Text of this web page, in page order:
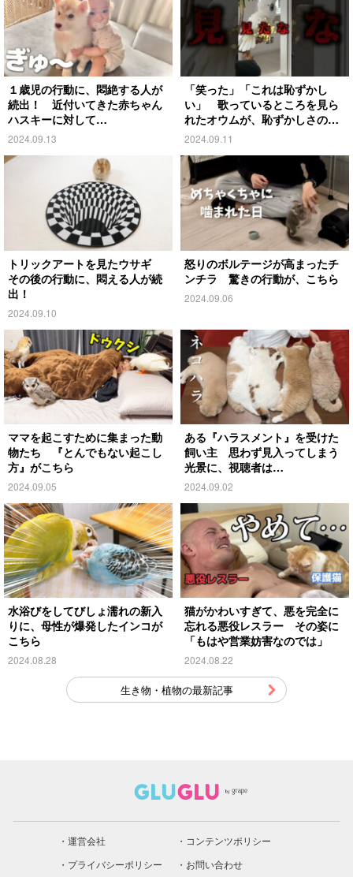
１歳児の行動に、悶絶する人が
続出！ 近付いてきた赤ちゃん
ハスキーに対して…
2024.09.13
「笑った」「これは恥ずかし
い」 歌っているところを見ら
れたオウムが、恥ずかしさのあ
まり…
2024.09.11
トリックアートを見たウサギ
その後の行動に、悶える人が続
出！
2024.09.10
怒りのボルテージが高まったチ
ンチラ 驚きの行動が、こちら
2024.09.06
ママを起こすために集まった動
物たち 『とんでもない起こし
方』がこちら
2024.09.05
ある『ハラスメント』を受けた
飼い主 思わず見入ってしまう
光景に、視聴者は…
2024.09.02
水浴びをしてびしょ濡れの新入
りに、母性が爆発したインコが
こちら
2024.08.28
猫がかわいすぎて、悪を完全に
忘れる悪役レスラー その姿に
「もはや営業妨害なのでは」
2024.08.22
生き物・植物の最新記事
運営会社
コンテンツポリシー
プライバシーポリシー
お問い合わせ